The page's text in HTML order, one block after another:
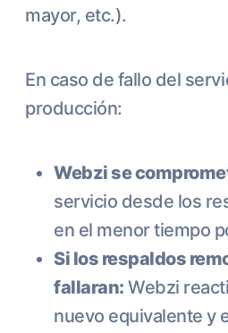
mayor, etc.).
En caso de fallo del
producción:
Webzi se
servicio desde los
en el menor tiempo
Si los respaldos
fallaran: Webzi
nuevo equivalente y